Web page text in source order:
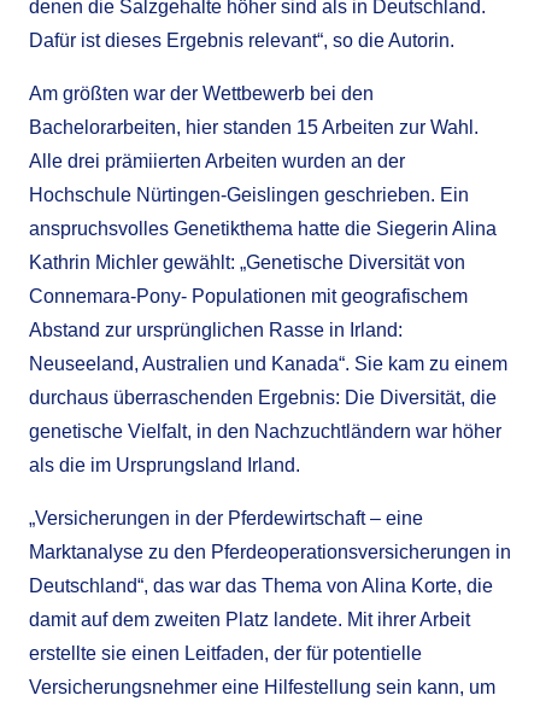
denen die Salzgehalte höher sind als in Deutschland.
Dafür ist dieses Ergebnis relevant“, so die Autorin.
Am größten war der Wettbewerb bei den
Bachelorarbeiten, hier standen 15 Arbeiten zur Wahl.
Alle drei prämiierten Arbeiten wurden an der
Hochschule Nürtingen-Geislingen geschrieben. Ein
anspruchsvolles Genetikthema hatte die Siegerin Alina
Kathrin Michler gewählt: „Genetische Diversität von
Connemara-Pony- Populationen mit geografischem
Abstand zur ursprünglichen Rasse in Irland:
Neuseeland, Australien und Kanada“. Sie kam zu einem
durchaus überraschenden Ergebnis: Die Diversität, die
genetische Vielfalt, in den Nachzuchtländern war höher
als die im Ursprungsland Irland.
„Versicherungen in der Pferdewirtschaft – eine
Marktanalyse zu den Pferdeoperationsversicherungen in
Deutschland“, das war das Thema von Alina Korte, die
damit auf dem zweiten Platz landete. Mit ihrer Arbeit
erstellte sie einen Leitfaden, der für potentielle
Versicherungsnehmer eine Hilfestellung sein kann, um